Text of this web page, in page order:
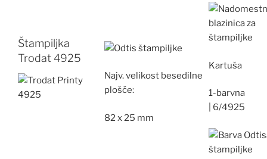
Štampiljka
Trodat 4925
Najv.velikost besedilne
plošče:
82 x 25 mm
Kartuša
1-barvna
6/4925